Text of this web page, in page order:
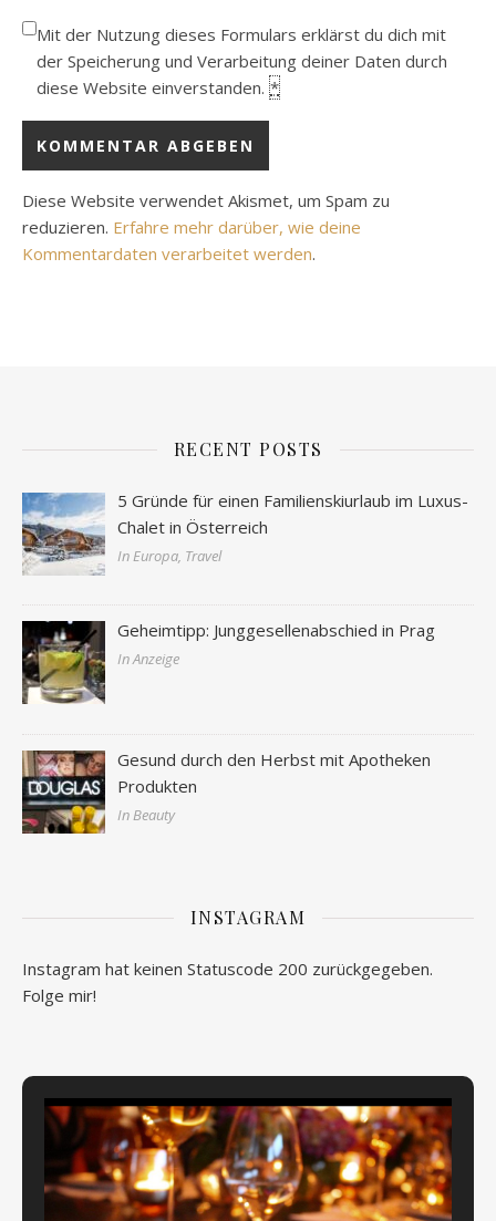
Mit der Nutzung dieses Formulars erklärst du dich mit
der Speicherung und Verarbeitung deiner Daten durch
diese Website einverstanden. *
Diese Website verwendet Akismet, um Spam zu
reduzieren. Erfahre mehr darüber, wie deine
Kommentardaten verarbeitet werden.
RECENT POSTS
5 Gründe für einen Familienskiurlaub im Luxus-
Chalet in Österreich
In Europa, Travel
Geheimtipp: Junggesellenabschied in Prag
In Anzeige
Gesund durch den Herbst mit Apotheken
Produkten
In Beauty
INSTAGRAM
Instagram hat keinen Statuscode 200 zurückgegeben.
Folge mir!